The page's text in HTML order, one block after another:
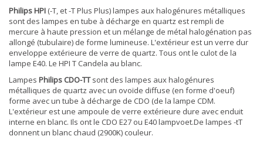
Philips HPI (-T, et -T Plus Plus) lampes aux halogénures métalliques
sont des lampes en tube à décharge en quartz est rempli de
mercure à haute pression et un mélange de métal halogénation pas
allongé (tubulaire) de forme lumineuse. L'extérieur est un verre dur
enveloppe extérieure de verre de quartz. Tous ont le culot de la
lampe E40. Le HPI T Candela au blanc.
Lampes Philips CDO-TTsont des lampes aux halogénures
métalliques de quartz avec un ovoïde diffuse (en forme d'oeuf)
forme avec un tube à décharge de CDO (de la lampe CDM.
L'extérieur est une ampoule de verre extérieure dure avec enduit
interne en blanc. Ils ont le CDO E27 ou E40 lampvoet.De lampes -tT
donnent un blanc chaud (2900K) couleur.